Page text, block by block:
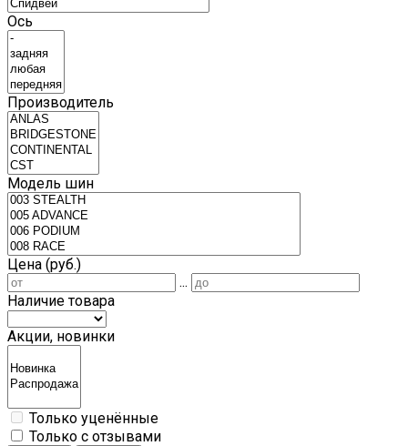
Ось
Производитель
Модель шин
Цена (руб.)
...
Наличие товара
Акции, новинки
Только уценённые
Только с отзывами